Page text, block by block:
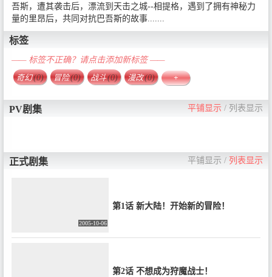
吾斯，遭其袭击后，漂流到天击之城--相提格，遇到了拥有神秘力
量的里昂后，共同对抗巴吾斯的故事.......
标签
—— 标签不正确？请点击添加新标签 ——
奇幻(0) 冒险(0) 战斗(0) 漫改(0) +
PV剧集 平铺显示 / 列表显示
正式剧集 平铺显示 / 列表显示
2005-10-06
第1话 新大陆！开始新的冒险！
第2话 不想成为狩魔战士！